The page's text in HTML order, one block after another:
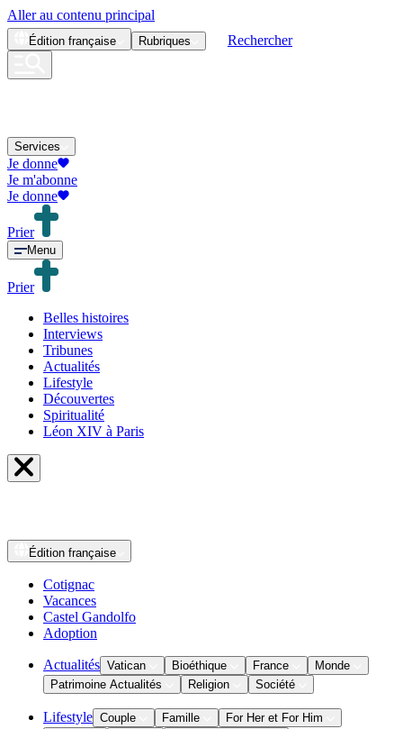
Aller au contenu principal
Édition française Rubriques Rechercher
Services
Je donne
Je m'abonne
Je donne
Prier
Menu
Prier
Belles histoires
Interviews
Tribunes
Actualités
Lifestyle
Découvertes
Spiritualité
Léon XIV à Paris
Édition française
Cotignac
Vacances
Castel Gandolfo
Adoption
Actualités Vatican Bioéthique France
Monde
Patrimoine Actualités
Religion Société
Lifestyle Couple Famille
For Her et For Him